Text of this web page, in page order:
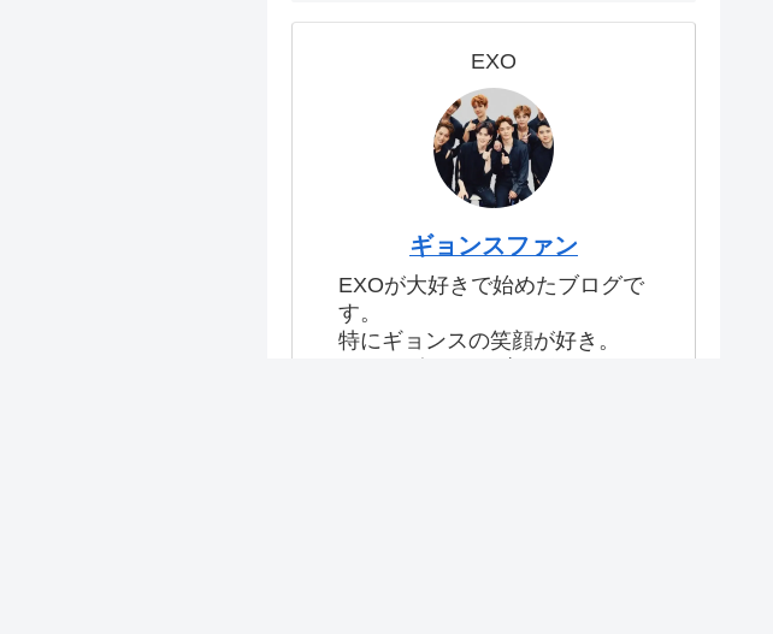
EXO
ギョンスファン
EXOが大好きで始めたブログで
す。
特にギョンスの笑顔が好き。